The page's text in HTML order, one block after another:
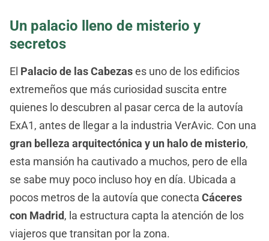
Un palacio lleno de misterio y
secretos
El Palacio de las Cabezases uno de los edificios
extremeños que más curiosidad suscita entre
quienes lo descubren al pasar cerca de la autovía
ExA1, antes de llegar a la industria VerAvic. Con una
gran belleza arquitectónica y un halo de misterio,
esta mansión ha cautivado a muchos, pero de ella
se sabe muy poco incluso hoy en día. Ubicada a
pocos metros de la autovía que conecta Cáceres
con Madrid, la estructura capta la atención de los
viajeros que transitan por la zona.